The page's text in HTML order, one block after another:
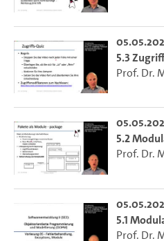
5.3
Prof. Dr.
5.2
Prof. Dr.
5.1
Prof. Dr.